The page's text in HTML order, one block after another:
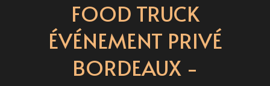
FOOD TRUCK
ÉVÉNEMENT PRIVÉ
BORDEAUX -